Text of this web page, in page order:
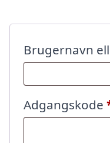
Brugernavn
Adgangskode